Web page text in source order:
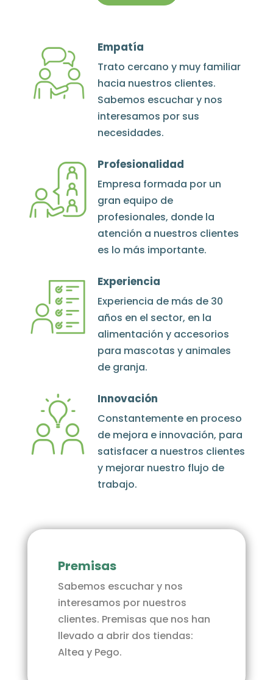
Empatía
Trato cercano y muy familiar
hacia nuestros clientes.
Sabemos escuchar y nos
interesamos por sus
necesidades.
Profesionalidad
Empresa formada por un
gran equipo de
profesionales, donde la
atención a nuestros clientes
es lo más importante.
Experiencia
Experiencia de más de 30
años en el sector, en la
alimentación y accesorios
para mascotas y animales
de granja.
Innovación
Constantemente en proceso
de mejora e innovación, para
satisfacer a nuestros clientes
y mejorar nuestro flujo de
trabajo.
Premisas
Sabemos escuchar y nos
interesamos por nuestros
clientes. Premisas que nos han
llevado a abrir dos tiendas:
Altea y Pego.